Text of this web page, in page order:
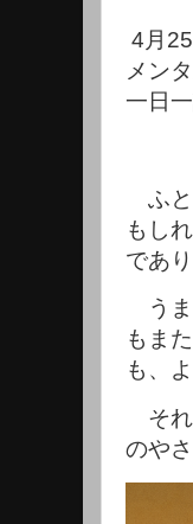
4月
メン
一日
ふと
もし
であり
うま
もま
も、
それ
のや